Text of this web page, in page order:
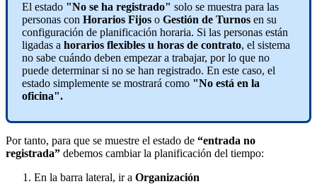
El estado "No se ha registrado" solo se muestra para las
personas con Horarios Fijos o Gestión de Turnos en su
configuración de planificación horaria. Si las personas están
ligadas a horarios flexibles u horas de contrato, el sistema
no sabe cuándo deben empezar a trabajar, por lo que no
puede determinar si no se han registrado. En este caso, el
estado simplemente se mostrará como "No está en la
oficina".
Por tanto, para que se muestre el estado de “entrada no
registrada” debemos cambiar la planificación del tiempo:
En la barra lateral, ir a Organización